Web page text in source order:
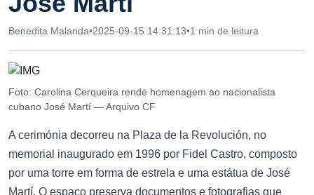
Benedita Malanda•2025-09-15 14:31:13•1 min de leitura
Foto: Carolina Cerqueira rende homenagem ao nacionalista
cubano José Martí — Arquivo CF
A cerimónia decorreu na Plaza de la Revolución, no
memorial inaugurado em 1996 por Fidel Castro, composto
por uma torre em forma de estrela e uma estátua de José
Martí. O espaço preserva documentos e fotografias que